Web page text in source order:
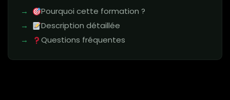
Pourquoi cette formation ?
Description détaillée
Questions fréquentes